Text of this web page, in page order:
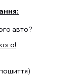
авто?